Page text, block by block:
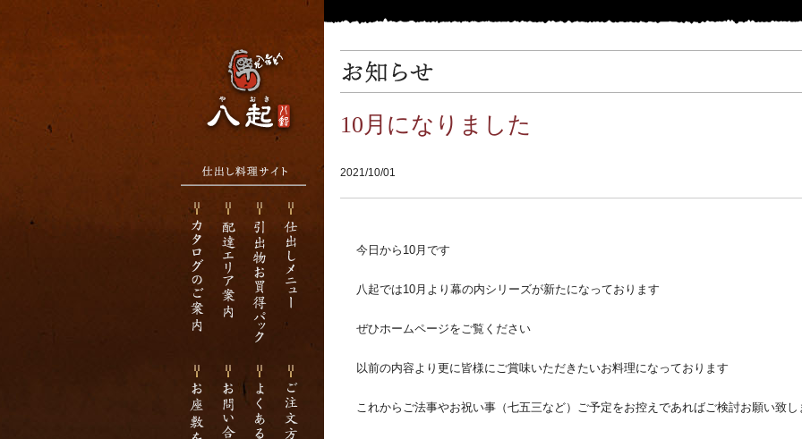
10月になりました
2021/10/01
今日から10月です
八起では10月より幕の内シリーズが新たになっております
ぜひホームページをご覧ください
以前の内容より更に皆様にご賞味いただきたいお料理になっております
これからご法事やお祝い事（七五三など）ご予定をお控えであればご検討お願い致